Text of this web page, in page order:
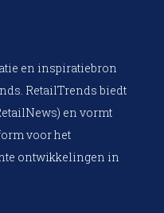
en inspiratiebron
RetailTrends biedt
en vormt
voor het
ontwikkelingen in